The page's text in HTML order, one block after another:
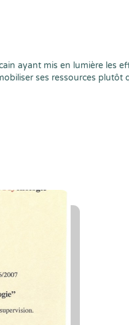
ayant mis en lumière les
ses ressources plutôt